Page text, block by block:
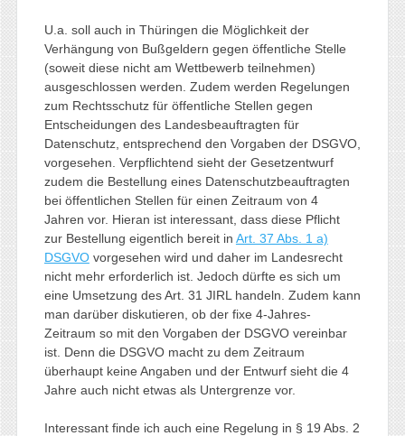
U.a. soll auch in Thüringen die Möglichkeit der
Verhängung von Bußgeldern gegen öffentliche Stelle
(soweit diese nicht am Wettbewerb teilnehmen)
ausgeschlossen werden. Zudem werden Regelungen
zum Rechtsschutz für öffentliche Stellen gegen
Entscheidungen des Landesbeauftragten für
Datenschutz, entsprechend den Vorgaben der DSGVO,
vorgesehen. Verpflichtend sieht der Gesetzentwurf
zudem die Bestellung eines Datenschutzbeauftragten
bei öffentlichen Stellen für einen Zeitraum von 4
Jahren vor. Hieran ist interessant, dass diese Pflicht
zur Bestellung eigentlich bereit in Art. 37 Abs. 1 a)
DSGVOvorgesehen wird und daher im Landesrecht
nicht mehr erforderlich ist. Jedoch dürfte es sich um
eine Umsetzung des Art. 31 JIRL handeln. Zudem kann
man darüber diskutieren, ob der fixe 4-Jahres-
Zeitraum so mit den Vorgaben der DSGVO vereinbar
ist. Denn die DSGVO macht zu dem Zeitraum
überhaupt keine Angaben und der Entwurf sieht die 4
Jahre auch nicht etwas als Untergrenze vor.
Interessant finde ich auch eine Regelung in § 19 Abs. 2